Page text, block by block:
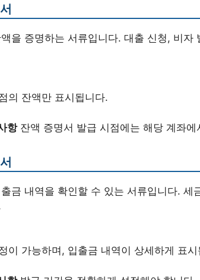
을 증명하는 서류입니다. 대출 신청, 비자
의 잔액만 표시됩니다.
항잔액 증명서 발급 시점에는 해당 계좌
금 내역을 확인할 수 있는 서류입니다. 세
이 가능하며, 입출금 내역이 상세하게 표시